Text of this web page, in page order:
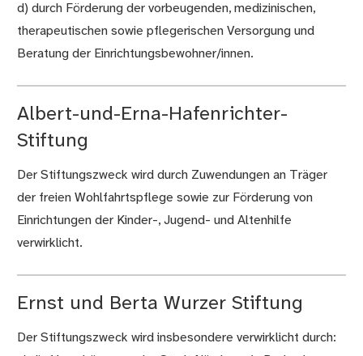
d) durch Förderung der vorbeugenden, medizinischen,
therapeutischen sowie pflegerischen Versorgung und
Beratung der Einrichtungsbewohner/innen.
Albert-und-Erna-Hafenrichter-
Stiftung
Der Stiftungszweck wird durch Zuwendungen an Träger
der freien Wohlfahrtspflege sowie zur Förderung von
Einrichtungen der Kinder-, Jugend- und Altenhilfe
verwirklicht.
Ernst und Berta Wurzer Stiftung
Der Stiftungszweck wird insbesondere verwirklicht durch: